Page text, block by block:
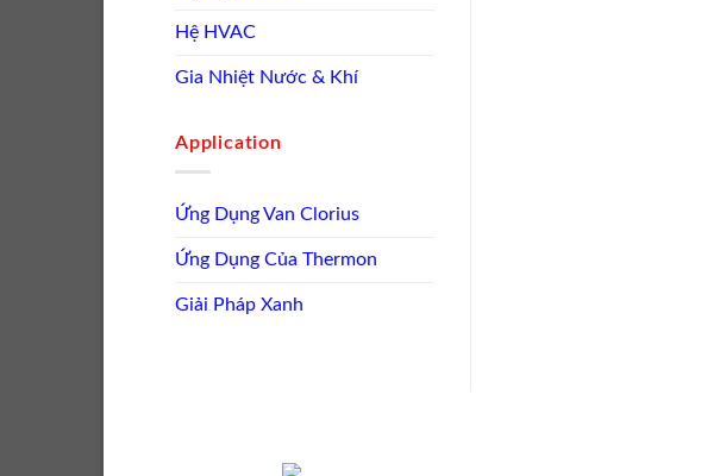
Hệ HVAC
Gia Nhiệt Nước & Khí
Application
Ứng Dụng Van Clorius
Ứng Dụng Của Thermon
Giải Pháp Xanh